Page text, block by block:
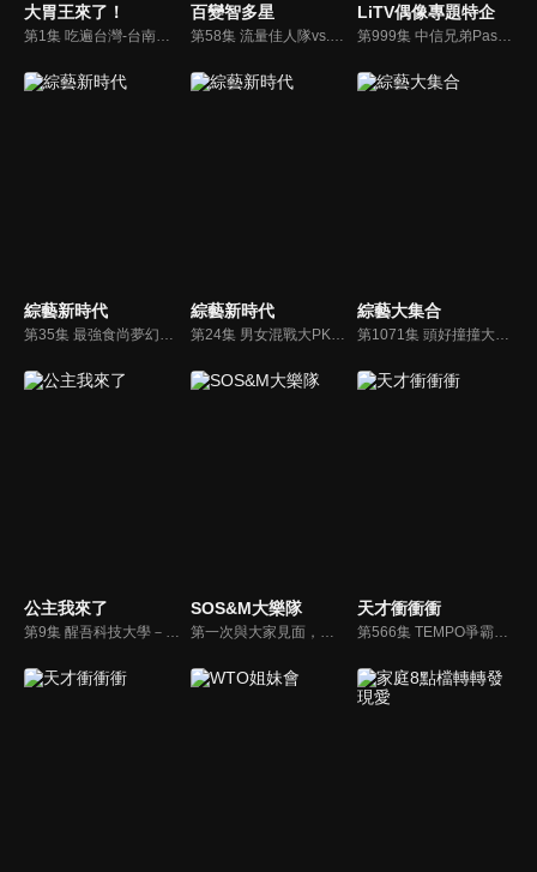
大胃王來了！
第1集 吃遍台灣-台南米食大胃王
百變智多星
第58集 流量佳人隊vs.網路女神隊
LiTV偶像專題特企
第999集 中信兄弟Passion Sisters - Wendy璇璇,瑄,Winnie維尼,芊芊,牛奶,衣宸,莎莎專訪
綜藝新時代 綜藝新時代 綜藝大集合
公主我來了 SOS&M大樂隊 天才衝衝衝
第566集 TEMPO爭霸戰資格賽(3)